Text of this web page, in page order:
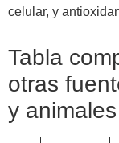
celular, y
Tabla
otras
y animales